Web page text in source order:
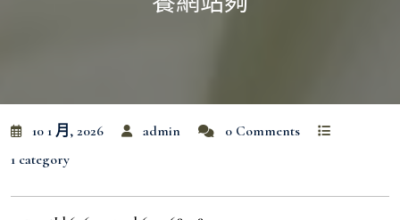
10 1 月, 2026 admin
0 Comments
1 category